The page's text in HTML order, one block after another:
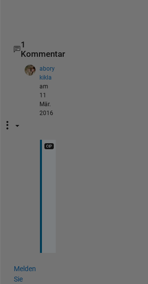
1
Kommentar
abory
kikla
am
11
Mär.
2016
Melden
Sie